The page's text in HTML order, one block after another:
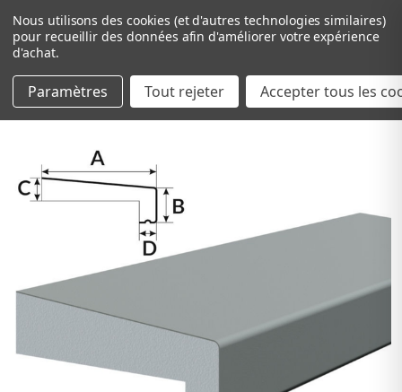
Passer au contenu principal
Nous utilisons des cookies (et d'autres technologies similaires)
pour recueillir des données afin d'améliorer votre expérience
d'achat.
Paramètres Tout rejeter Accepter tous les